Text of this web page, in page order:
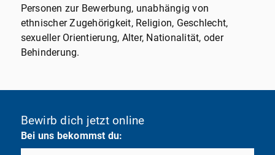
Personen zur Bewerbung, unabhängig von
ethnischer Zugehörigkeit, Religion, Geschlecht,
sexueller Orientierung, Alter, Nationalität, oder
Behinderung.
Bewirb dich jetzt online
Bei uns bekommst du: